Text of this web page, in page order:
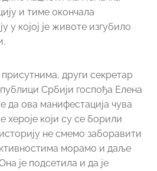
и тиме окончала
у којој је животе изгубило
присутнима, други секретар
Србији госпођа Eлена
да ова манифестација чува
хероје који су се борили
не смемо заборавити
морамо и даље
је подсетила и да је